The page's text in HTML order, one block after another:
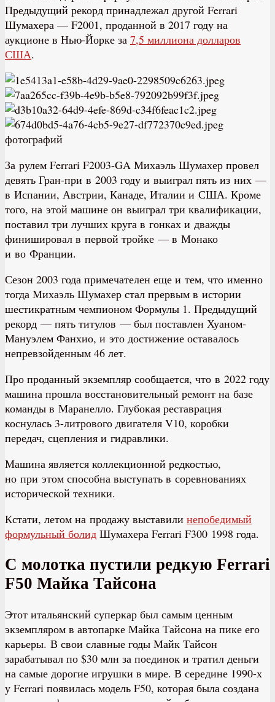
Предыдущий рекорд принадлежал другой Ferrari
Шумахера — F2001, проданной в 2017 году на
аукционе в Нью-Йорке за 7,5 миллиона долларов
США.
фотографий
За рулем Ferrari F2003-GA Михаэль Шумахер провел
девять Гран-при в 2003 году и выиграл пять из них —
в Испании, Австрии, Канаде, Италии и США. Кроме
того, на этой машине он выиграл три квалификации,
поставил три лучших круга в гонках и дважды
финишировал в первой тройке — в Монако
и во Франции.
Сезон 2003 года примечателен еще и тем, что именно
тогда Михаэль Шумахер стал прервым в истории
шестикратным чемпионом Формулы 1. Предыдущий
рекорд — пять титулов — был поставлен Хуаном-
Мануэлем Фанхио, и это достижение оставалось
непревзойденным 46 лет.
Про проданный экземпляр сообщается, что в 2022 году
машина прошла восстановительный ремонт на базе
команды в Маранелло. Глубокая реставрация
коснулась 3-литрового двигателя V10, коробки
передач, сцепления и гидравлики.
Машина является коллекционной редкостью,
но при этом способна выступать в соревнованиях
исторической техники.
Кстати, летом на продажу выставили непобедимый
формульный болид Шумахера Ferrari F300 1998 года.
С молотка пустили редкую Ferrari
F50 Майка Тайсона
Этот итальянский суперкар был самым ценным
экземпляром в автопарке Майка Тайсона на пике его
карьеры. В свои славные годы Майк Тайсон
зарабатывал по $30 млн за поединок и тратил деньги
на самые дорогие игрушки в мире. В середине 1990-х
у Ferrari появилась модель F50, которая была создана